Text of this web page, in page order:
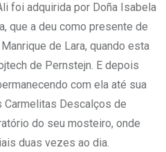
foi adquirida por Doña Isabela
que a deu como presente de
de Lara, quando esta
de Pernstejn. E depois
com ela até sua
Carmelitas Descalços de
do seu mosteiro, onde
duas vezes ao dia.